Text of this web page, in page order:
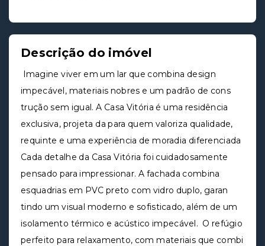
Descrição do imóvel
Imagine viver em um lar que combina design
impecável, materiais nobres e um padrão de cons
trução sem igual. A Casa Vitória é uma residência
exclusiva, projeta da para quem valoriza qualidade,
requinte e uma experiência de moradia diferenciada
Cada detalhe da Casa Vitória foi cuidadosamente
pensado para impressionar. A fachada combina
esquadrias em PVC preto com vidro duplo, garan
tindo um visual moderno e sofisticado, além de um
isolamento térmico e acústico impecável. O refúgio
perfeito para relaxamento, com materiais que combi